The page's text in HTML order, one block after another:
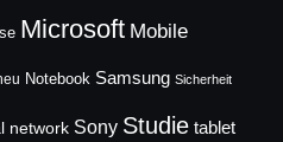
Microsoft Mobile
Notebook Samsung Sicherheit
network Sony Studie tablet